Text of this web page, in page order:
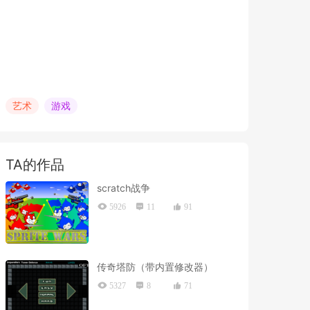
艺术 游戏
TA的作品
scratch战争
5926 11 91
传奇塔防（带内置修改器）
5327 8 71